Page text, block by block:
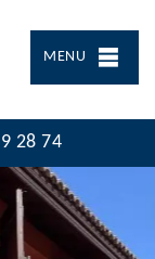
MENU
28 74